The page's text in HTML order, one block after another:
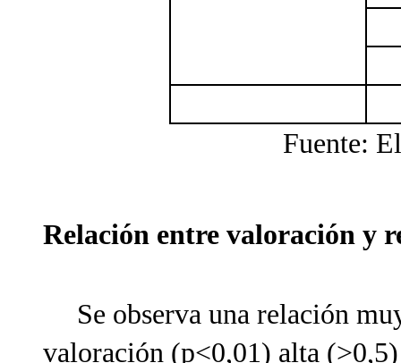
Fuente:
Relación entre valoración y
Se observa una relación
valoración (p<0,01) alta